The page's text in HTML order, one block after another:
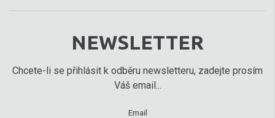
NEWSLETTER
Chcete-li se přihlásit k odběru newsletteru, zadejte prosím
Váš email...
Email